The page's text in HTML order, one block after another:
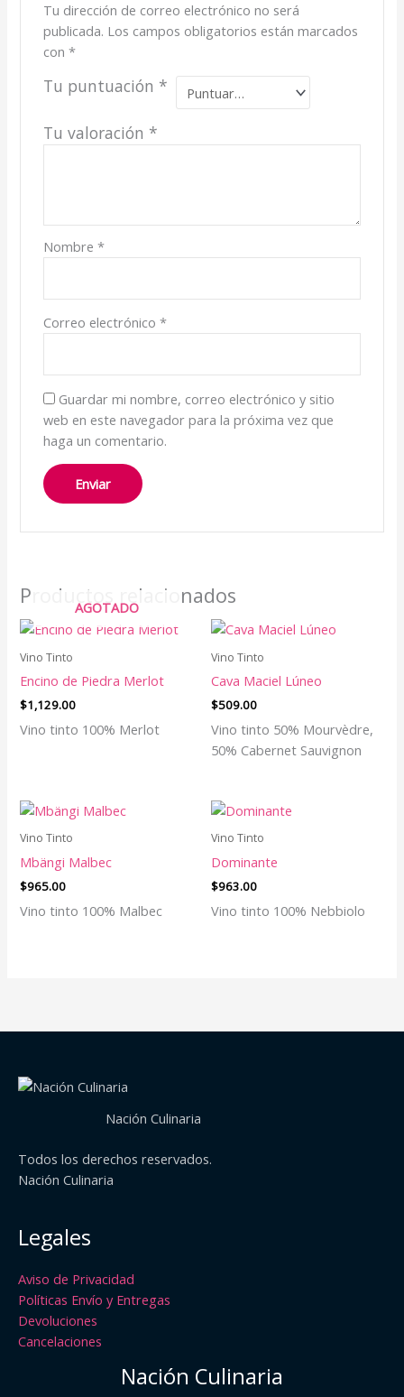
Tu dirección de correo electrónico no será
publicada. Los campos obligatorios están marcados
con *
Tu puntuación *
Tu valoración *
Nombre *
Correo electrónico *
Guardar mi nombre, correo electrónico y sitio
web en este navegador para la próxima vez que
haga un comentario.
Productos relacionados
AGOTADO
Vino Tinto
Encino de Piedra Merlot
$1,129.00
Vino tinto 100% Merlot
Vino Tinto
Cava Maciel Lúneo
$509.00
Vino tinto 50% Mourvèdre,
50% Cabernet Sauvignon
Vino Tinto
Mbängi Malbec
$965.00
Vino tinto 100% Malbec
Vino Tinto
Dominante
$963.00
Vino tinto 100% Nebbiolo
Nación Culinaria
Todos los derechos reservados.
Nación Culinaria
Legales
Aviso de Privacidad
Políticas Envío y Entregas
Devoluciones
Cancelaciones
Nación Culinaria